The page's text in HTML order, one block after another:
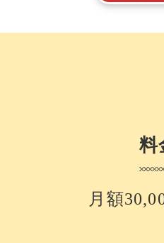
料
月額